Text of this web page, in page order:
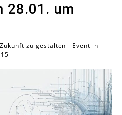
28.01. um
zu gestalten - Event in